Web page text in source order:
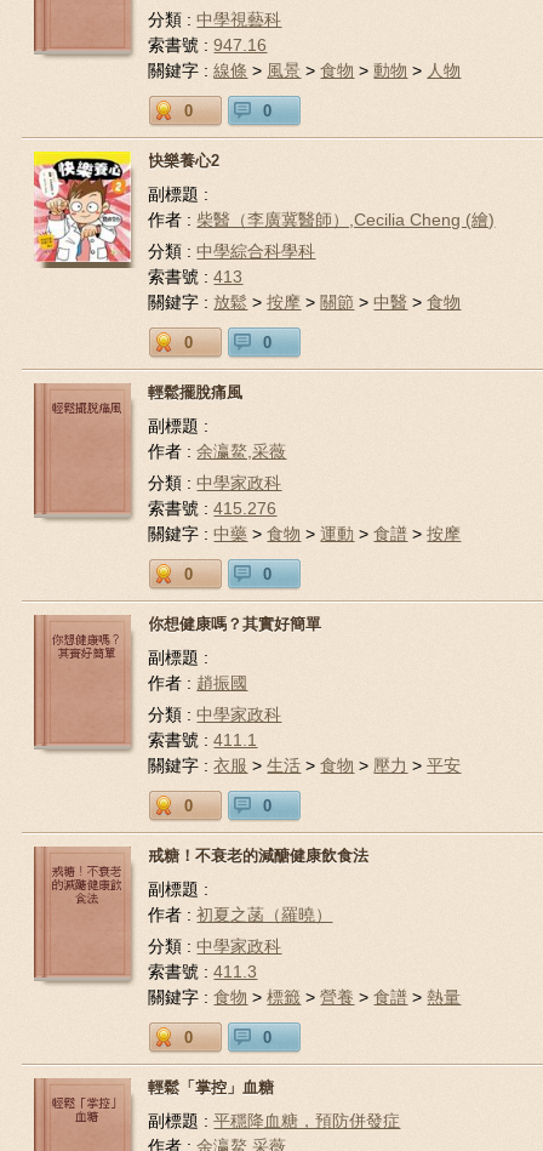
分類 :中學視藝科
索書號 :947.16
關鍵字 :線條 > 風景 >食物 >動物 > 人物
0 0
快樂養心2
副標題 :
作者 : 柴醫（李廣冀醫師）,Cecilia Cheng (繪)
分類 :中學綜合科學科
索書號 :413
關鍵字 : 放鬆 >按摩 > 關節 >中醫 >食物
0 0
輕鬆擺脫痛風
副標題 :
作者 :余瀛鰲,采薇
分類 :中學家政科
索書號 :415.276
關鍵字 :中藥 >食物 >運動 >食譜 >按摩
0 0
你想健康嗎？其實好簡單
副標題 :
作者 : 趙振國
分類 :中學家政科
索書號 :411.1
關鍵字 :衣服 >生活 >食物 > 壓力 >平安
0 0
戒糖！不衰老的減醣健康飲食法
副標題 :
作者 :初夏之菡（羅曉）
分類 :中學家政科
索書號 :411.3
關鍵字 :食物 >標籤 >營養 >食譜 >熱量
0 0
輕鬆「掌控」血糖
副標題 :平穩降血糖，預防併發症
作者 :余瀛鰲,采薇